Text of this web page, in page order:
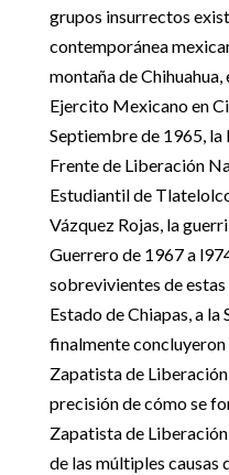
grupos insurrectos
contemporánea
montaña de
Ejercito Mexicano en
Septiembre de 1965, la
Frente de Liberación
Estudiantil de
Vázquez Rojas, la
Guerrero de 1967 a
sobrevivientes de
Estado de Chiapas, a la
finalmente
Zapatista de
precisión de cómo se
Zapatista de
de las múltiples causas